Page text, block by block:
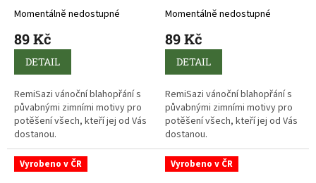
Momentálně nedostupné
89 Kč
DETAIL
RemiSazi vánoční blahopřání s
půvabnými zimními motivy pro
potěšení všech, kteří jej od Vás
dostanou.
Momentálně nedostupné
89 Kč
DETAIL
RemiSazi vánoční blahopřání s
půvabnými zimními motivy pro
potěšení všech, kteří jej od Vás
dostanou.
Vyrobeno v ČR Vyrobeno v ČR